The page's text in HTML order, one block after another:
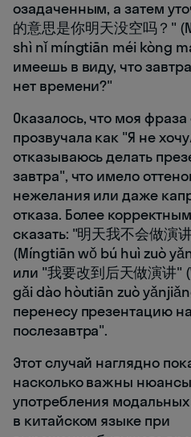
озадаченным, а затем
的意思是你明天没空吗？"
shì nǐ míngtiān méi kòng
имеешь в виду, что
нет времени?"
Оказалось, что моя фраза
прозвучала как "Я не
отказываюсь делать
завтра", что имело
нежелания или даже
отказа. Более
сказать: "明天我不会做演
(Míngtiān wǒ bú huì zuò
или "我要改到后天做演讲"
gǎi dào hòutiān zuò
перенесу презентацию на
послезавтра".
Этот случай наглядно
насколько важны нюансы
употребления модальных
в китайском языке при